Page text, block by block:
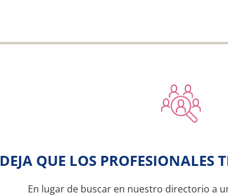
DEJA QUE LOS PROFESIONALES
En lugar de buscar en nuestro directorio a